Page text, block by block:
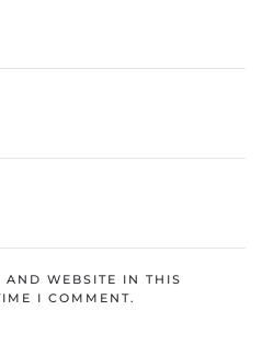
WEBSITE IN THIS
I COMMENT.